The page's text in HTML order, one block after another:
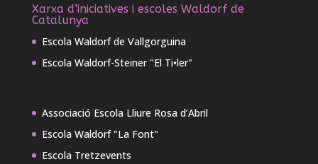
Xarxa d’iniciatives i escoles Waldorf de
Catalunya
Escola Waldorf de Vallgorguina
Escola Waldorf-Steiner "El Ti•ler"
Associació Escola Lliure Rosa d’Abril
Escola Waldorf "La Font"
Escola Tretzevents